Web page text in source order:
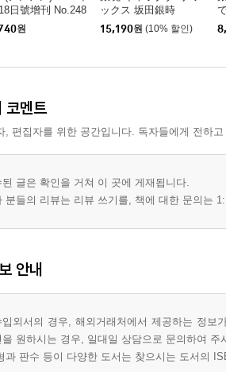
日號增刊 No.248
スペシャルエ
ション(坂田銀時＆
원
ックス 坂田銀時
15,190원 (10% 할인)
코멘트
, 편집자를 위한 공간입니다. 독자들에게 전하
된 글은 확인을 거쳐 이 곳에 게재됩니다.
분들의 리뷰는 리뷰 쓰기를, 책에 대한 문의는
안내
입외서의 경우, 해외거래처에서 제공하는 정
을 원하시는 경우, 일대일 상담으로 문의하여 주
과 판수 등이 다양한 도서는 찾으시는 도서의